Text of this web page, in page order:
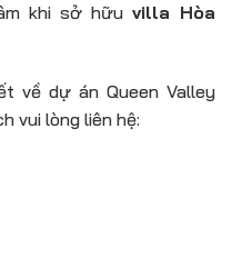
khi sở hữuvilla Hòa
về dự án Queen Valley
vui lòng liên hệ: